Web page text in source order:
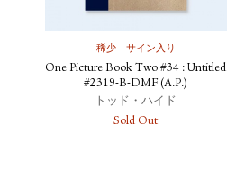
稀少 サイン入り
One Picture Book Two #34 : Untitled
#2319-B-DMF (A.P.)
トッド・ハイド
Sold Out